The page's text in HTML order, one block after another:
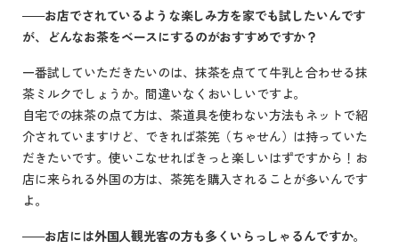
お店でされているような楽しみ方を家でも試したいんです
が、どんなお茶をベースにするのがおすすめですか？
一番試していただきたいのは、抹茶を点てて牛乳と合わせる抹
茶ミルクでしょうか。間違いなくおいしいですよ。
自宅での抹茶の点て方は、茶道具を使わない方法もネットで紹
介されていますけど、できれば茶筅（ちゃせん）は持っていた
だきたいです。使いこなせればきっと楽しいはずですから！お
店に来られる外国の方は、茶筅を購入されることが多いんです
よ。
お店には外国人観光客の方も多くいらっしゃるんですか。